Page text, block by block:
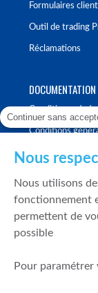
Formulaires
Outil de trading
Réclamations
Conditions
Conditions
Politique de
Politique de
Fonds de
Continuer sans
Nous
Nous utilisons
fonctionnement
permettent de
possible
Pour paramétrer